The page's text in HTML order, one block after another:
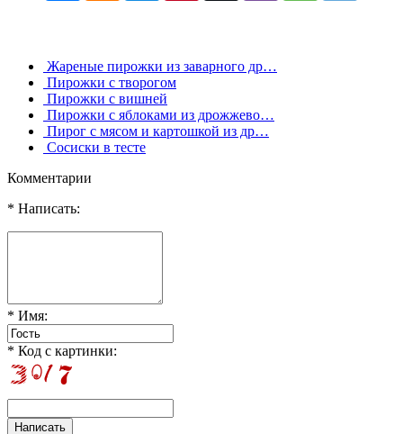
Жареные пирожки из заварного др…
Пирожки с творогом
Пирожки с вишней
Пирожки с яблоками из дрожжево…
Пирог с мясом и картошкой из др…
Сосиски в тесте
Комментарии
* Написать:
* Имя:
* Код с картинки: